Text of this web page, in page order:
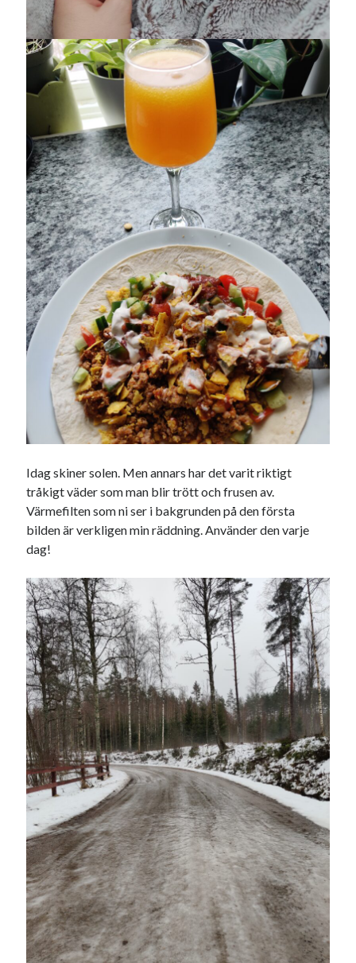
Allmänt
Extrahästar
Hållidej(276)
Heart of Hope(39)
Heart Paal(217)
Källhults Spotless(163)
Min Träning(220)
Ninlil(35)
Personligt/Åsikter (161)
Resor(111)
Tävling(159)
Träningar(63)
Utrustning(47)
Senaste kommentarerna
Ellen omVINST!!!
CamillaomVINST!!!
omJOSEF
omSPAM
Camillaom SPAM
februari 2024
5
6 7 8 9 10
11
12
13 14 15 16 17
18
19
20 21 22 23 24
25
26
27 28 29
« jan
Arkiv
augusti 2026
juli 2026
juni 2026
maj 2026
april 2026
mars 2026
februari 2026
januari 2026
december 2025
november 2025
oktober 2025
Idag skiner solen. Men annars har det varit riktigt
tråkigt väder som man blir trött och frusen av.
Värmefilten som ni ser i bakgrunden på den första
bilden är verkligen min räddning. Använder den varje
dag!